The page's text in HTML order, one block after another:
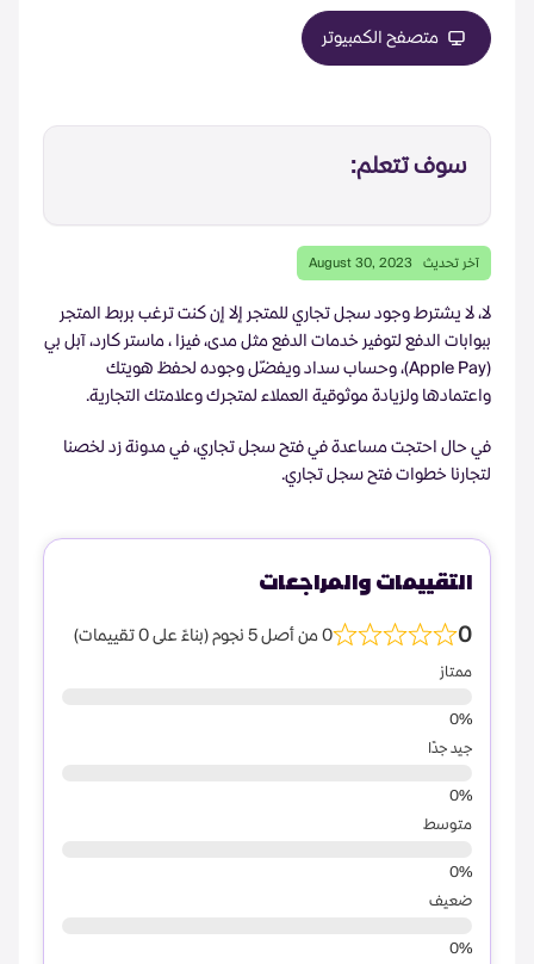
متصفح الكمبيوتر
سوف تتعلم:
آخر تحديث August 30, 2023
لا، لا يشترط وجود سجل تجاري للمتجر إلا إن كنت ترغب بربط المتجر
ببوابات الدفع لتوفير خدمات الدفع مثل مدى، فيزا ، ماستر كارد، آبل بي
(Apple Pay)، وحساب سداد ويفضّل وجوده لحفظ هويتك
واعتمادها ولزيادة موثوقية العملاء لمتجرك وعلامتك التجارية.
في حال احتجت مساعدة في فتح سجل تجاري، في مدونة زد لخصنا
لتجارنا خطوات فتح سجل تجاري.
التقييمات والمراجعات
0 0 من أصل 5 نجوم (بناءً على 0 تقييمات)
ممتاز
جيد جدًا
متوسط
ضعيف